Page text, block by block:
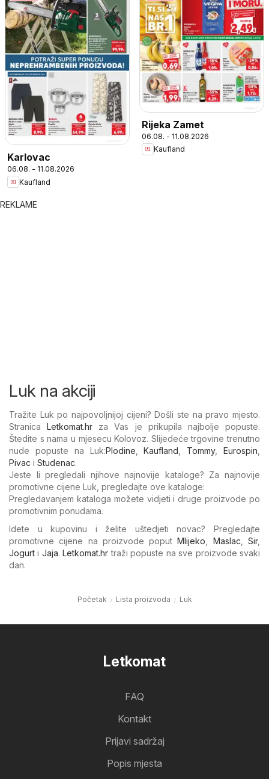
Karlovac
06.08. - 11.08.2026
Kaufland
Rijeka Zamet
06.08. - 11.08.2026
Kaufland
REKLAME
Luk na akciji
Tražite Luk po najpovoljnijoj cijeni? Došli ste na pravo mjesto.
Stranica
Letkomat.hr za Vas je prikupila najbolje popuste.
Štedite s nama u mjesecu Kolovoz. Slijedeće trgovine trenutno
nude popuste na Luk:Plodine, Kaufland, Tommy, Eurospin,
Pivac i Studenac.
Jeste li pregledali njihove najnovije kataloge? Za najnovije
promotivne cijene Luk, pregledajte ove kataloge:
Pregledavanjem kataloga možete vidjeti i druge proizvode po
promotivnim ponudama.
Idete u kupovinu i želite uštedjeti novac? Pregledajte
promotivne cijene na proizvode poput Mlijeko, Maslac,Sir,
Jogurt i Jaja. Letkomat.hr traži popuste na sve proizvode svaki
dan.
Početak Lista proizvoda Luk
Letkomat
FAQ
Kontakt
Prijavi sadržaj
Popis mjesta